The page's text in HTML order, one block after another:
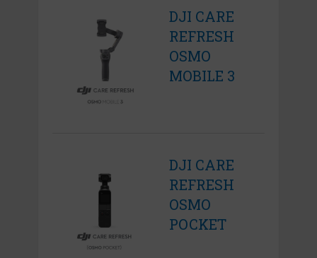
DJI CARE
REFRESH
OSMO
MOBILE 3
DJI CARE
REFRESH
OSMO
POCKET